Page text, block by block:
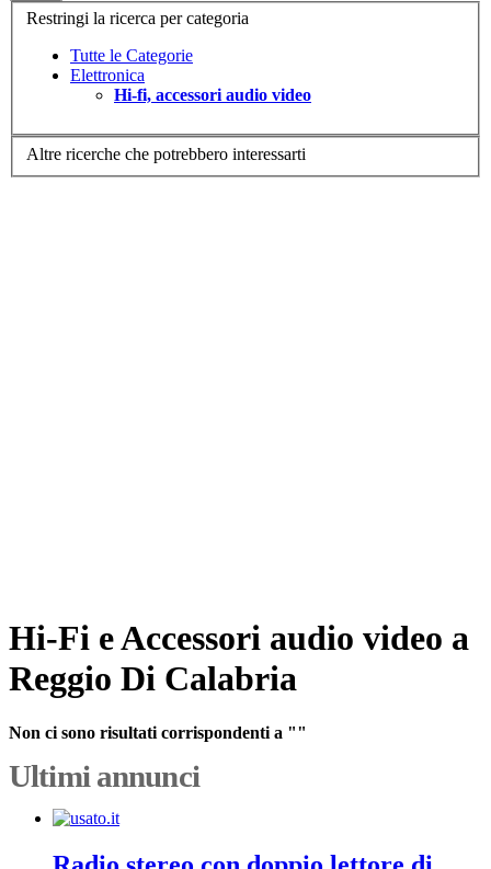
Restringi la ricerca per categoria
Tutte le Categorie
Elettronica
Hi-fi, accessori audio video
Altre ricerche che potrebbero interessarti
Hi-Fi e Accessori audio video a
Reggio Di Calabria
Non ci sono risultati corrispondenti a ""
Ultimi annunci